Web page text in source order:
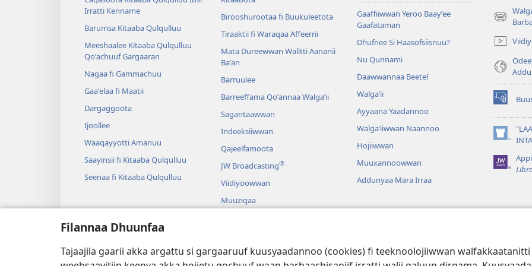
Filannaa Dhuunfaa
Tajaajila gaarii akka argattu si gargaaruuf kuusyaadannoo (cookies) fi teeknoolojiiwwan
Irratti Kenname
Barumsa Kitaaba Qulqulluu
Meeshaalee Kitaaba Qulqulluu
Qoʼachuuf Gargaaran
Nagaa fi Gammachuu
Gaaʼelaa fi Maatii
Dargaggoota
Ijoollee
Waaqayyotti Amanuu
Saayinsii fi Kitaaba Qulqulluu
Seenaa fi Kitaaba Qulqulluu
Birooshurootaa fi Buukuleetota
Tiraaktii fi Waraqaa Affeerrii
Mata Dureewwan Walitti Aananii
Baʼan
Barruulee
Barreeffama Qoʼannaa Walgaʼii
Sagantaawwan
Indeeksiiwwan
Qajeelfamoota
JW Broadcasting®
Viidiyoowwan
Muuziqaa
Diraamaatiin
Gaaffiiwwan Yeroo Baayʼee
Gaafataman
Dhufnee Si Haasofsiisnuu?
Nu Qunnami
Daawwannaa Beetel
Walga’ii
Ayyaana Yaadannoo
Walgaʼiiwwan Naannoo
Hojiiwwan
Muuxannoowwan
Addunyaa Mara Irraa
(opens
window)
(opens
new
window)
(opens
window)